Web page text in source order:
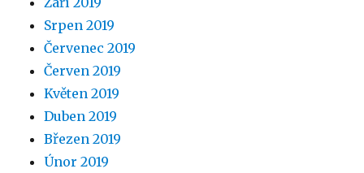
Srpen 2019
Červenec 2019
Červen 2019
Květen 2019
Duben 2019
Březen 2019
Únor 2019